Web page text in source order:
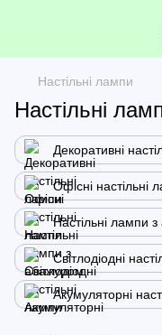
Настільні лампи
Настільні
Декоративні
Офісні настільні
Настільні лампи
Світлодіодні
Акумуляторні